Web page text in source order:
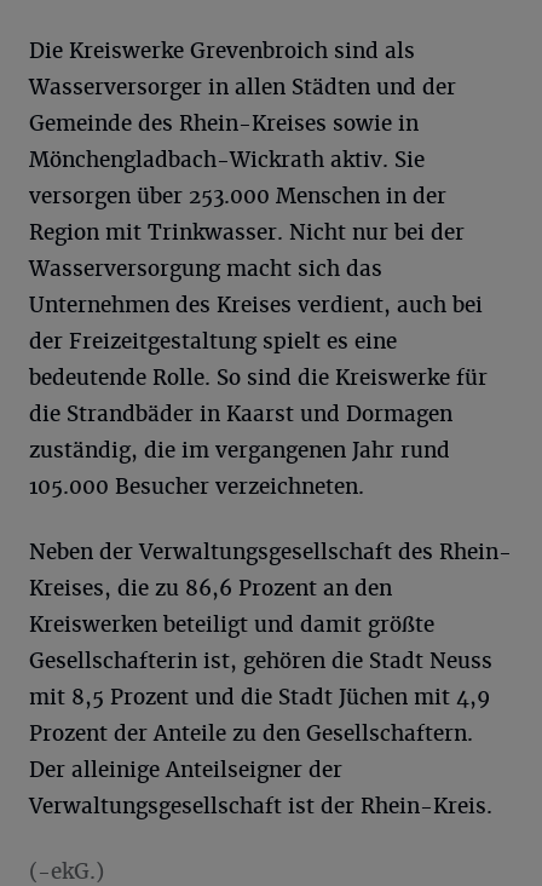
Die Kreiswerke Grevenbroich sind als
Wasserversorger in allen Städten und der
Gemeinde des Rhein-Kreises sowie in
Mönchengladbach-Wickrath aktiv. Sie
versorgen über 253.000 Menschen in der
Region mit Trinkwasser. Nicht nur bei der
Wasserversorgung macht sich das
Unternehmen des Kreises verdient, auch bei
der Freizeitgestaltung spielt es eine
bedeutende Rolle. So sind die Kreiswerke für
die Strandbäder in Kaarst und Dormagen
zuständig, die im vergangenen Jahr rund
105.000 Besucher verzeichneten.
Neben der Verwaltungsgesellschaft des Rhein-
Kreises, die zu 86,6 Prozent an den
Kreiswerken beteiligt und damit größte
Gesellschafterin ist, gehören die Stadt Neuss
mit 8,5 Prozent und die Stadt Jüchen mit 4,9
Prozent der Anteile zu den Gesellschaftern.
Der alleinige Anteilseigner der
Verwaltungsgesellschaft ist der Rhein-Kreis.
(-ekG.)